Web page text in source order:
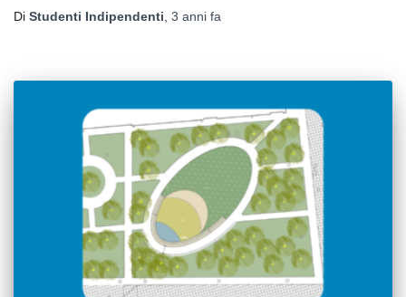
Di Studenti Indipendenti 3 anni fa